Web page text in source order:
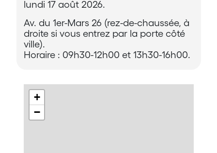
lundi 17 août 2026.
Av. du 1er-Mars 26 (rez-de-chaussée, à
droite si vous entrez par la porte côté
ville).
Horaire : 09h30-12h00 et 13h30-16h00.